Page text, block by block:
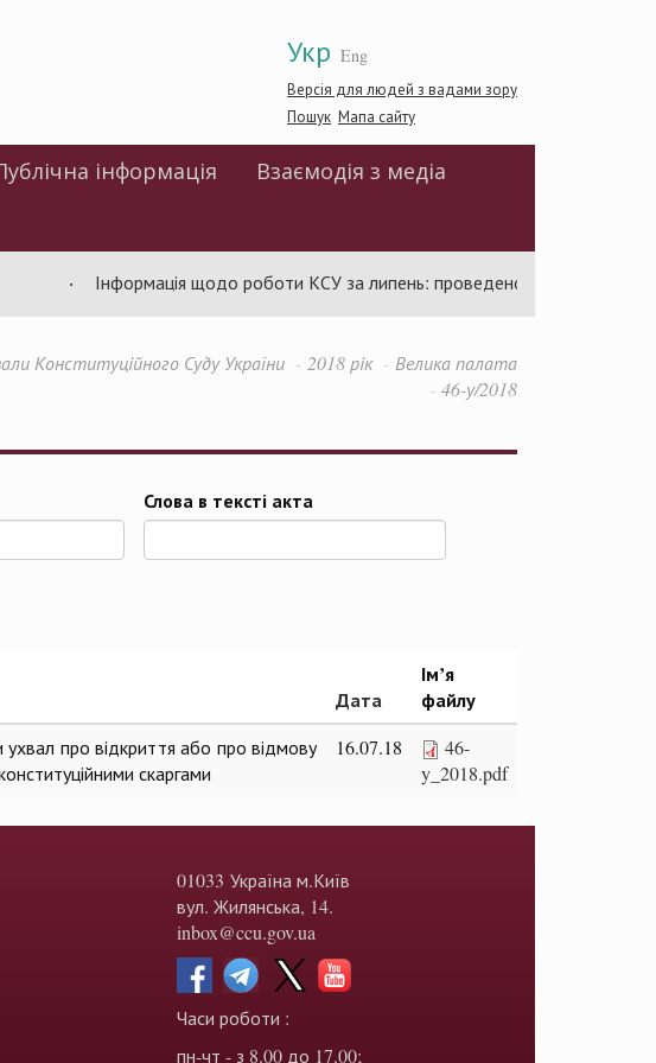
Укр Eng
Версія для людей з вадами зору
Пошук Мапа сайту
інформація
Взаємодія з медіа
Інформація щодо роботи КСУ за липень: проведено 94 засідання та
Конституційного Суду України 2018 рік
Велика палата
46-у/2018
Слова в тексті акта
Дата
Ім’я
файлу
ухвал про відкриття або про відмову
скаргами
16.07.18
46-
y_2018.pdf
01033 Україна м.Київ
вул. Жилянська, 14.
inbox@ccu.gov.ua
Часи роботи :
пн-чт - з 8.00 до 17.00;